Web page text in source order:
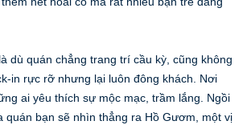
dù quán chẳng trang trí cầu kỳ, cũng không
in rực rỡ nhưng lại luôn đông khách. Nơi
ai yêu thích sự mộc mạc, trầm lắng. Ngồi
quán bạn sẽ nhìn thẳng ra Hồ Gươm, một vị